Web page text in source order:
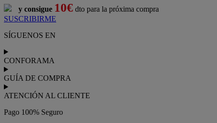
y consigue 10€ dto para la próxima compra
SUSCRIBIRME
SÍGUENOS EN
CONFORAMA
GUÍA DE COMPRA
ATENCIÓN AL CLIENTE
Pago 100% Seguro